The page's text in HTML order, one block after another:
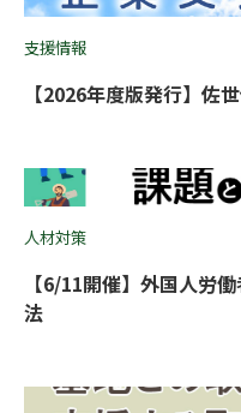
支援情報
【2026年度版発行】佐
人材対策
【6/11開催】外国人労
法